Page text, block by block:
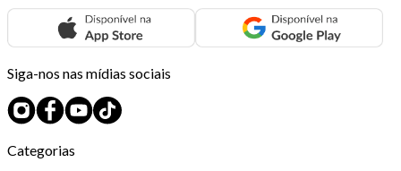
Siga-nos nas mídias sociais
Categorias